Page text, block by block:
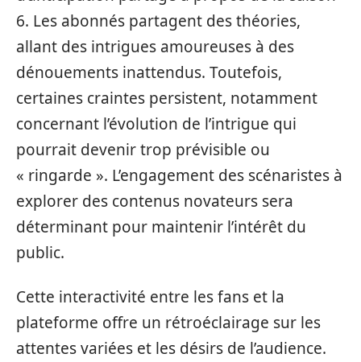
6. Les abonnés partagent des théories,
allant des intrigues amoureuses à des
dénouements inattendus. Toutefois,
certaines craintes persistent, notamment
concernant l’évolution de l’intrigue qui
pourrait devenir trop prévisible ou
« ringarde ». L’engagement des scénaristes à
explorer des contenus novateurs sera
déterminant pour maintenir l’intérêt du
public.
Cette interactivité entre les fans et la
plateforme offre un rétroéclairage sur les
attentes variées et les désirs de l’audience.